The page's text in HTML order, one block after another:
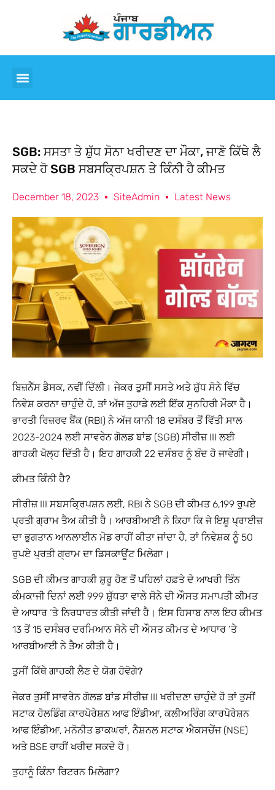
SGB: ਸਸਤਾ ਤੇ ਸ਼ੁੱਧ ਸੋਨਾ ਖਰੀਦਣ ਦਾ ਮੌਕਾ, ਜਾਣੋ ਕਿੱਥੇ ਲੈ
ਸਕਦੇ ਹੋ SGB ਸਬਸਕ੍ਰਿਪਸ਼ਨ ਤੇ ਕਿੰਨੀ ਹੈ ਕੀਮਤ
December 18, 2023 SiteAdmin Latest News
ਬਿਜ਼ਨੈੱਸ ਡੈਸਕ, ਨਵੀਂ ਦਿੱਲੀ। ਜੇਕਰ ਤੁਸੀਂ ਸਸਤੇ ਅਤੇ ਸ਼ੁੱਧ ਸੋਨੇ ਵਿੱਚ
ਨਿਵੇਸ਼ ਕਰਨਾ ਚਾਹੁੰਦੇ ਹੋ, ਤਾਂ ਅੱਜ ਤੁਹਾਡੇ ਲਈ ਇੱਕ ਸੁਨਹਿਰੀ ਮੌਕਾ ਹੈ।
ਭਾਰਤੀ ਰਿਜ਼ਰਵ ਬੈਂਕ (RBI) ਨੇ ਅੱਜ ਯਾਨੀ 18 ਦਸੰਬਰ ਤੋਂ ਵਿੱਤੀ ਸਾਲ
2023-2024 ਲਈ ਸਾਵਰੇਨ ਗੋਲਡ ਬਾਂਡ (SGB) ਸੀਰੀਜ਼ III ਲਈ
ਗਾਹਕੀ ਖੋਲ੍ਹ ਦਿੱਤੀ ਹੈ। ਇਹ ਗਾਹਕੀ 22 ਦਸੰਬਰ ਨੂੰ ਬੰਦ ਹੋ ਜਾਵੇਗੀ।
ਕੀਮਤ ਕਿੰਨੀ ਹੈ?
ਸੀਰੀਜ਼ III ਸਬਸਕ੍ਰਿਪਸ਼ਨ ਲਈ, RBI ਨੇ SGB ਦੀ ਕੀਮਤ 6,199 ਰੁਪਏ
ਪ੍ਰਤੀ ਗ੍ਰਾਮ ਤੈਅ ਕੀਤੀ ਹੈ। ਆਰਬੀਆਈ ਨੇ ਕਿਹਾ ਕਿ ਜੇ ਇਸ਼ੂ ਪ੍ਰਾਈਜ਼
ਦਾ ਭੁਗਤਾਨ ਆਨਲਾਈਨ ਮੋਡ ਰਾਹੀਂ ਕੀਤਾ ਜਾਂਦਾ ਹੈ, ਤਾਂ ਨਿਵੇਸ਼ਕ ਨੂੰ 50
ਰੁਪਏ ਪ੍ਰਤੀ ਗ੍ਰਾਮ ਦਾ ਡਿਸਕਾਊਂਟ ਮਿਲੇਗਾ।
SGB ​​ਦੀ ਕੀਮਤ ਗਾਹਕੀ ਸ਼ੁਰੂ ਹੋਣ ਤੋਂ ਪਹਿਲਾਂ ਹਫ਼ਤੇ ਦੇ ਆਖਰੀ ਤਿੰਨ
ਕੰਮਕਾਜੀ ਦਿਨਾਂ ਲਈ 999 ਸ਼ੁੱਧਤਾ ਵਾਲੇ ਸੋਨੇ ਦੀ ਔਸਤ ਸਮਾਪਤੀ ਕੀਮਤ
ਦੇ ਆਧਾਰ ‘ਤੇ ਨਿਰਧਾਰਤ ਕੀਤੀ ਜਾਂਦੀ ਹੈ। ਇਸ ਹਿਸਾਬ ਨਾਲ ਇਹ ਕੀਮਤ
13 ਤੋਂ 15 ਦਸੰਬਰ ਦਰਮਿਆਨ ਸੋਨੇ ਦੀ ਔਸਤ ਕੀਮਤ ਦੇ ਆਧਾਰ ‘ਤੇ
ਆਰਬੀਆਈ ਨੇ ਤੈਅ ਕੀਤੀ ਹੈ।
ਤੁਸੀਂ ਕਿੱਥੇ ਗਾਹਕੀ ਲੈਣ ਦੇ ਯੋਗ ਹੋਵੋਗੇ?
ਜੇਕਰ ਤੁਸੀਂ ਸਾਵਰੇਨ ਗੋਲਡ ਬਾਂਡ ਸੀਰੀਜ਼ III ਖਰੀਦਣਾ ਚਾਹੁੰਦੇ ਹੋ ਤਾਂ ਤੁਸੀਂ
ਸਟਾਕ ਹੋਲਡਿੰਗ ਕਾਰਪੋਰੇਸ਼ਨ ਆਫ ਇੰਡੀਆ, ਕਲੀਅਰਿੰਗ ਕਾਰਪੋਰੇਸ਼ਨ
ਆਫ ਇੰਡੀਆ, ਮਨੋਨੀਤ ਡਾਕਘਰਾਂ, ਨੈਸ਼ਨਲ ਸਟਾਕ ਐਕਸਚੇਂਜ (NSE)
ਅਤੇ BSE ਰਾਹੀਂ ਖਰੀਦ ਸਕਦੇ ਹੋ।
ਤੁਹਾਨੂੰ ਕਿੰਨਾ ਰਿਟਰਨ ਮਿਲੇਗਾ?